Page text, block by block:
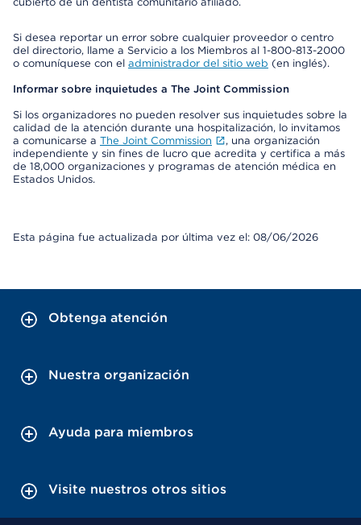
Si desea reportar un error sobre cualquier proveedor o centro
del directorio, llame a Servicio a los Miembros al 1-800-813-2000
o comuníquese con el administrador del sitio web (en inglés).
Informar sobre inquietudes a The Joint Commission
Si los organizadores no pueden resolver sus inquietudes sobre la
calidad de la atención durante una hospitalización, lo invitamos
a comunicarse a The Joint Commission
, una organización
independiente y sin fines de lucro que acredita y certifica a más
de 18,000 organizaciones y programas de atención médica en
Estados Unidos.
Esta página fue actualizada por última vez el: 08/06/2026
Obtenga atención
Nuestra organización
Ayuda para miembros
Visite nuestros otros sitios